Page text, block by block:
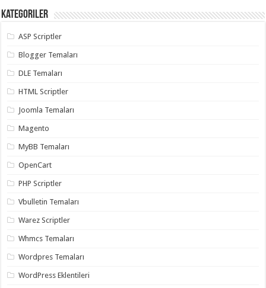
Kategoriler
ASP Scriptler
Blogger Temaları
DLE Temaları
HTML Scriptler
Joomla Temaları
Magento
MyBB Temaları
OpenCart
PHP Scriptler
Vbulletin Temaları
Warez Scriptler
Whmcs Temaları
Wordpres Temaları
WordPress Eklentileri